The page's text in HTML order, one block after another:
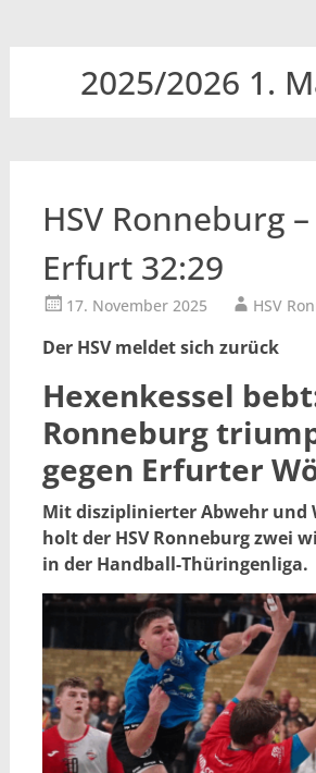
2025/2026 1.
HSV Ronneburg
Erfurt 32:29
17. November 2025 HSV
Der HSV meldet sich zurück
Hexenkessel
Ronneburg
gegen Erfurter
Mit disziplinierter Abwehr und
holt der HSV Ronneburg zwei
in der Handball-Thüringenliga.